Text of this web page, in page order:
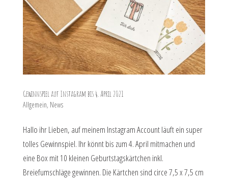
Gewinnspiel auf Instagram bis 4. April 2021
Allgemein, News
Hallo ihr Lieben, auf meinem Instagram Account läuft ein super
tolles Gewinnspiel. Ihr könnt bis zum 4. April mitmachen und
eine Box mit 10 kleinen Geburtstagskärtchen inkl.
Breiefumschläge gewinnen. Die Kärtchen sind circe 7,5 x 7,5 cm